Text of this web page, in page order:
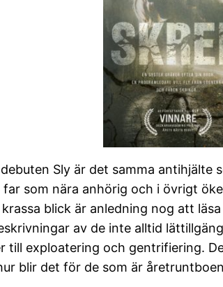
Sly är det samma
som nära anhörig och i övrigt
blick är anledning nog att
av de inte alltid
till exploatering och gentrifiering.
blir det för de som är